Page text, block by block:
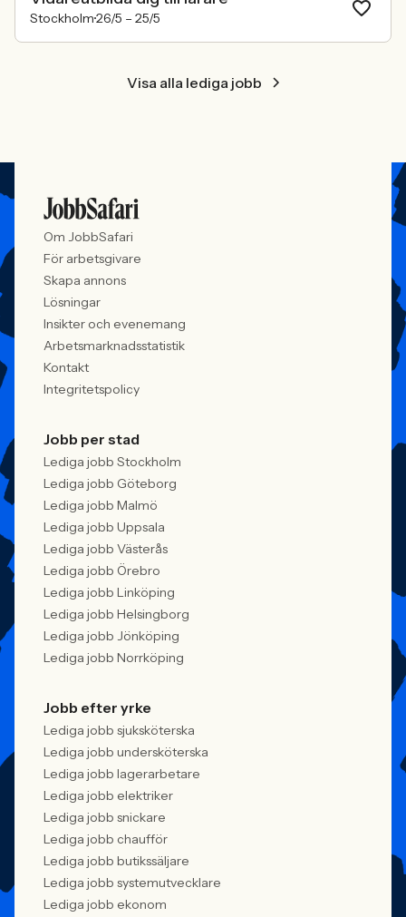
Stockholm26/5 – 25/5
Visa alla lediga jobb
Om JobbSafari
För arbetsgivare
Skapa annons
Lösningar
Insikter och evenemang
Arbetsmarknadsstatistik
Kontakt
Integritetspolicy
Jobb per stad
Lediga jobb Stockholm
Lediga jobb Göteborg
Lediga jobb Malmö
Lediga jobb Uppsala
Lediga jobb Västerås
Lediga jobb Örebro
Lediga jobb Linköping
Lediga jobb Helsingborg
Lediga jobb Jönköping
Lediga jobb Norrköping
Jobb efter yrke
Lediga jobb sjuksköterska
Lediga jobb undersköterska
Lediga jobb lagerarbetare
Lediga jobb elektriker
Lediga jobb snickare
Lediga jobb chaufför
Lediga jobb butikssäljare
Lediga jobb systemutvecklare
Lediga jobb ekonom